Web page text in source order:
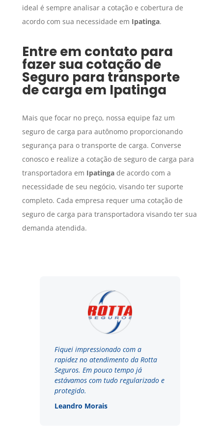
ideal é sempre analisar a cotação e cobertura de
acordo com sua necessidade em Ipatinga.
Entre em contato para
fazer sua cotação de
Seguro para transporte
de carga em Ipatinga
Mais que focar no preço, nossa equipe faz um
seguro de carga para autônomo proporcionando
segurança para o transporte de carga. Converse
conosco e realize a cotação de seguro de carga para
transportadora em Ipatingade acordo com a
necessidade de seu negócio, visando ter suporte
completo. Cada empresa requer uma cotação de
seguro de carga para transportadora visando ter sua
demanda atendida.
Fiquei impressionado com a
rapidez no atendimento da Rotta
Seguros. Em pouco tempo já
estávamos com tudo regularizado e
protegido.
Leandro Morais